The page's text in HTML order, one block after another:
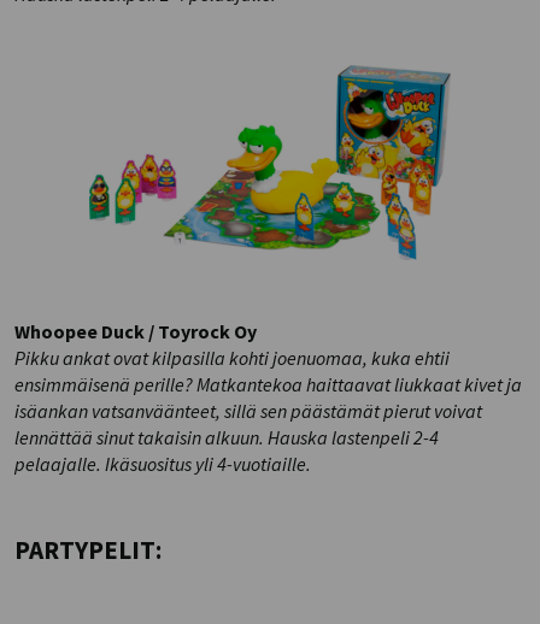
Whoopee Duck / Toyrock Oy
Pikku ankat ovat kilpasilla kohti joenuomaa, kuka ehtii
ensimmäisenä perille? Matkantekoa haittaavat liukkaat kivet ja
isäankan vatsanväänteet, sillä sen päästämät pierut voivat
lennättää sinut takaisin alkuun. Hauska lastenpeli 2-4
pelaajalle. Ikäsuositus yli 4-vuotiaille.
PARTYPELIT: